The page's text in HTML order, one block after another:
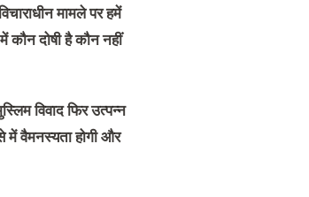
मामले पर हमें
दोषी है कौन नहीं
विवाद फिर उत्पन्न
में वैमनस्यता होगी और